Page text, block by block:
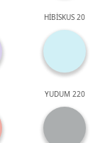
HİBİSKUS 20
YUDUM 220